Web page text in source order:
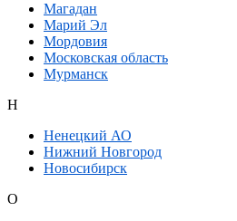
Магадан
Марий Эл
Мордовия
Московская область
Мурманск
Н
Ненецкий АО
Нижний Новгород
Новосибирск
О